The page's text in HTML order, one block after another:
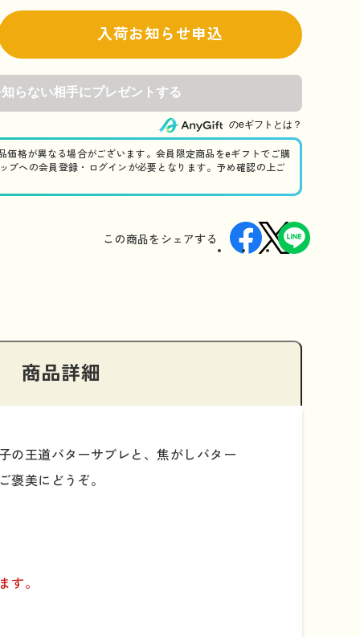
入荷お知らせ申込
のeギフトとは？
格が異なる場合がございます。会員限定商品をeギフトでご購
プへの会員登録・ログインが必要となります。予め確認の上ご
この商品を シェアする
商品詳細
の王道バターサブレと、焦がしバター
褒美にどうぞ。
す。